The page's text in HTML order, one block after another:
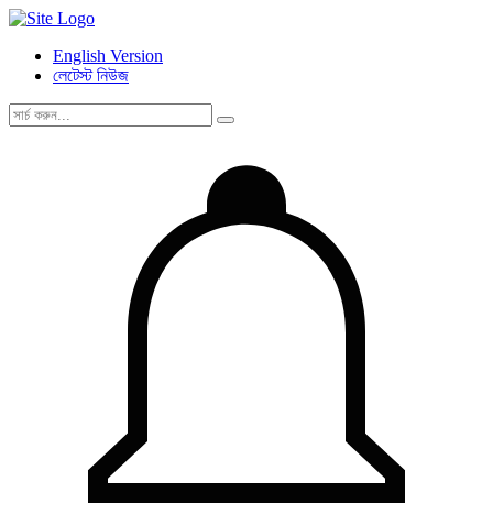
English Version
লেটেস্ট নিউজ